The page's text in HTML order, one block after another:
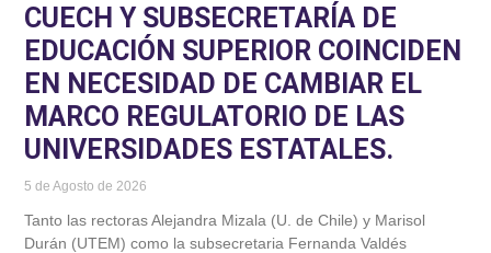
CUECH Y SUBSECRETARÍA DE
EDUCACIÓN SUPERIOR COINCIDEN
EN NECESIDAD DE CAMBIAR EL
MARCO REGULATORIO DE LAS
UNIVERSIDADES ESTATALES.
5 de Agosto de 2026
Tanto las rectoras Alejandra Mizala (U. de Chile) y Marisol
Durán (UTEM) como la subsecretaria Fernanda Valdés